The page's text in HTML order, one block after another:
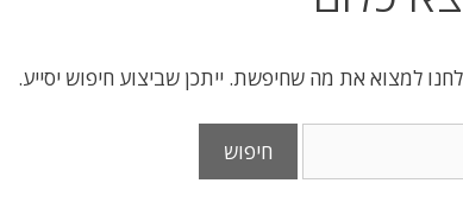
למצוא את מה שחיפשת. ייתכן שביצוע חיפוש יסייע.